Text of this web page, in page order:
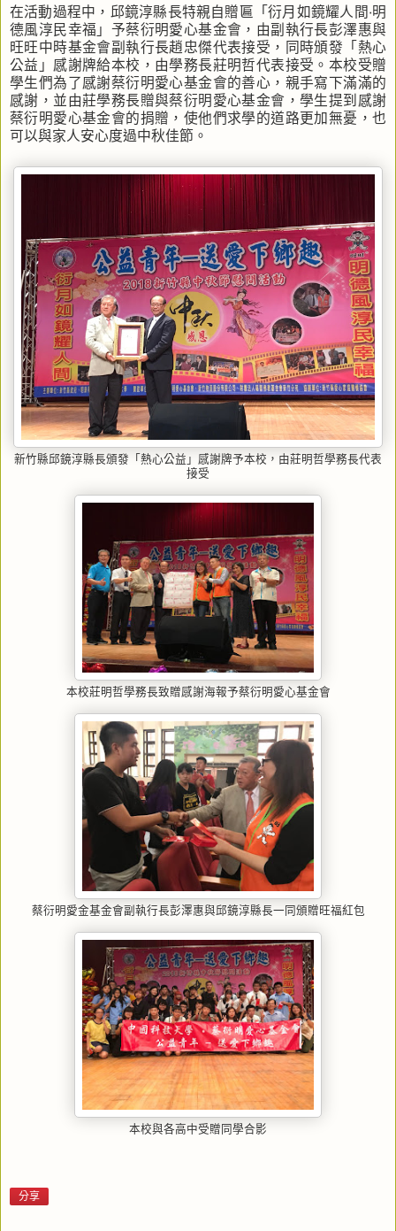
在活動過程中，邱鏡淳縣長特親自贈匾「衍月如鏡耀人間‧明
德風淳民幸福」予蔡衍明愛心基金會，由副執行長彭澤惠與
旺旺中時基金會副執行長趙忠傑代表接受，同時頒發「熱心
公益」感謝牌給本校，由學務長莊明哲代表接受。本校受贈
學生們為了感謝蔡衍明愛心基金會的善心，親手寫下滿滿的
感謝，並由莊學務長贈與蔡衍明愛心基金會，學生提到感謝
蔡衍明愛心基金會的捐贈，使他們求學的道路更加無憂，也
可以與家人安心度過中秋佳節。
新竹縣邱鏡淳縣長頒發「熱心公益」感謝牌予本校，由莊明哲學務長代表
接受
本校莊明哲學務長致贈感謝海報予蔡衍明愛心基金會
蔡衍明愛金基金會副執行長彭澤惠與邱鏡淳縣長一同頒贈旺福紅包
本校與各高中受贈同學合影
分享